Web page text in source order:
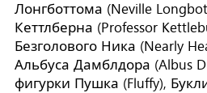
Лонгботтома (Neville
Кеттлберна (Professor
Безголового Ника (Nearly
Альбуса Дамблдора (Albus
фигурки Пушка (Fluffy),